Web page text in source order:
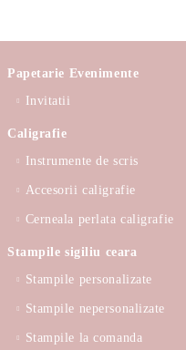
Papetarie Evenimente
Invitatii
Caligrafie
Instrumente de scris
Accesorii caligrafie
Cerneala perlata caligrafie
Stampile sigiliu ceara
Stampile personalizate
Stampile nepersonalizate
Stampile la comanda